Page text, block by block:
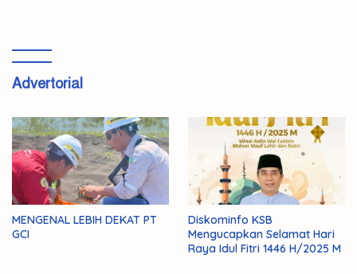
Advertorial
MENGENAL LEBIH DEKAT PT
GCI
Diskominfo KSB
Mengucapkan Selamat Hari
Raya Idul Fitri 1446 H/2025 M